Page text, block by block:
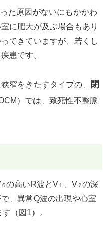
た原因がないにもかかわ
に肥大が及ぶ場合もあり
てきていますが、若くし
患です。
窄をきたすタイプの、
閉
）では、致死性不整脈
６の高いR波とV１ 、V２の深
、異常Q波の出現や心室
（ 図1）。